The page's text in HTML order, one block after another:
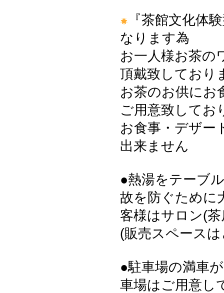
『茶館文化体
なります為
お一人様お茶の
頂戴致しており
お茶のお供にお
ご用意致してお
お食事・デザー
出来ません
●熱湯をテーブ
故を防ぐために
客様はサロン(
(販売スペース
●駐車場の満車
車場はご用意し